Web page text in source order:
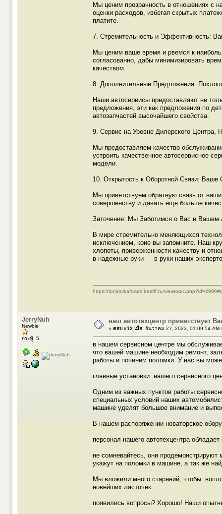
Мы ценим прозрачность в отношениях с
оценки расходов, избегая скрытых
платите.
7. Стремительность и Эффективность:
Мы ценим ваше время и рвемся к
согласованно, дабы минимизировать
качеством.
8. Дополнительные Предложения:
Наши автосервисы предоставляют не
предложения, эти как предложения по
автозапчастей высочайшего свойства.
9. Сервис на Уровне Дилерского
Мы предоставляем качество
устроить качественное автосервисное
модели.
10. Открытость к Оборотной Связи:
Мы приветствуем обратную связь от
совершенству и давать еще больше
Заточение: Мы Заботимся о Вас и Вашем
В мире стремительно меняющихся
исключением, коие вы запомните. Наш
хлопоты, приверженности качеству и
в надежные руки — в руки наших
https://tonirovkaforum.bestff.ru/
JerryNuh
Newbie
กระทู้: 5
наш автотехцентр приветствует
« ตอบ #12 เมื่อ: ธันวาคม 27, 2023, 01:09:54 AM
в нашем сервисном центре мы
что вашей машине необходим ремонт,
работы и починим поломки. У нас вы
главные установки нашего сервисного
Одним из важных пунктов работы
специальных условий наших
машине уделят большое внимание и
В нашем распоряжении новаторское
персонал нашего автотехцентра
не сомневайтесь, они
укажут на поломки в машине, а так же
Мы вложили много стараний, чтобы
новейших ласточек.
появились вопросы? Хорошо! Наши